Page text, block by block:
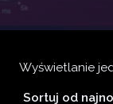
Wyświetlanie